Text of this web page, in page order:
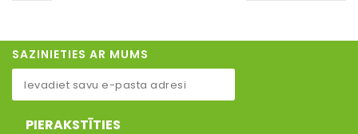
SAZINIETIES AR MUMS
PIERAKSTĪTIES